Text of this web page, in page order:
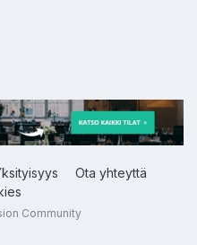
Ota yhteyttä
Community